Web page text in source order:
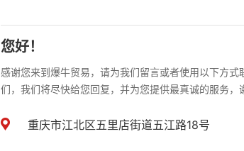
您好！
感谢您来到爆牛贸易，请为我们留言或者使用以下方式
们，我们将尽快给您回复，并为您提供最真诚的服务，
重庆市江北区五里店街道五江路18号